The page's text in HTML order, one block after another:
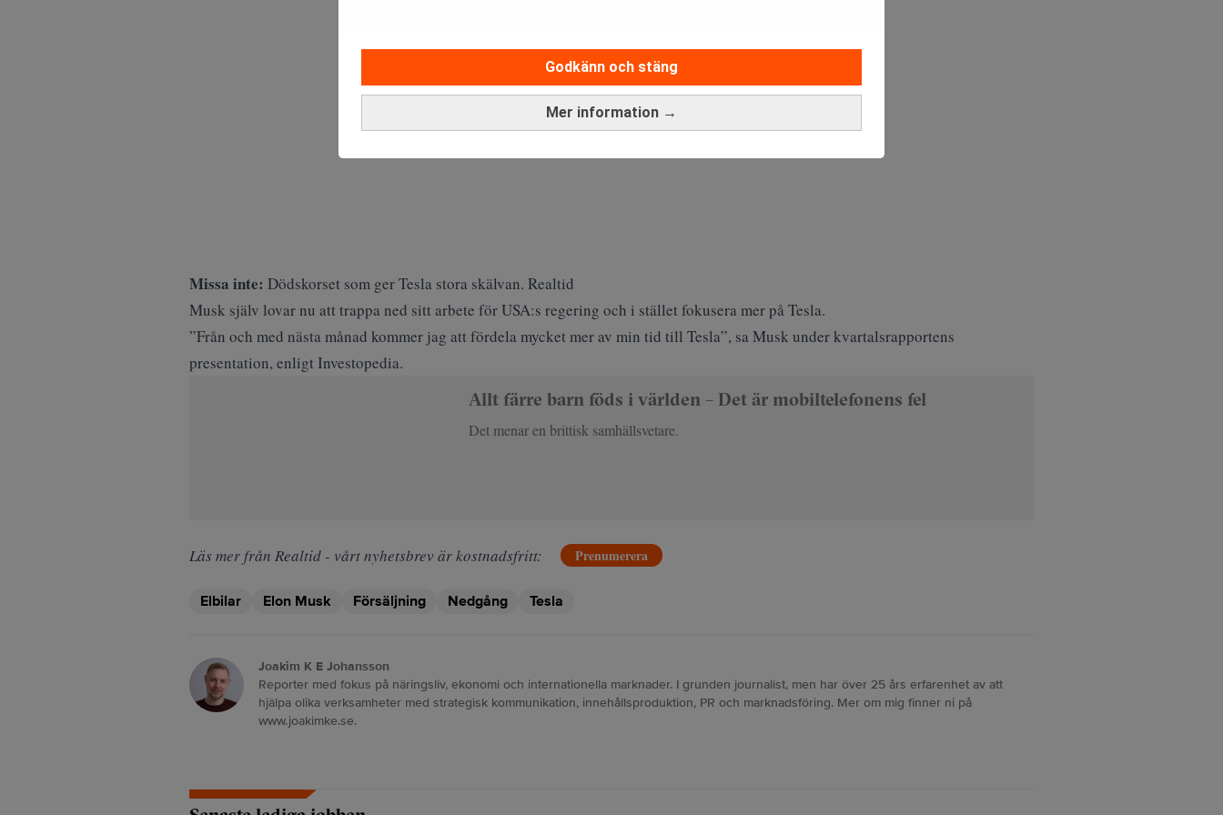
Mer information →
Godkänn och stäng
Missa inte: Dödskorset som ger Tesla stora skälvan. Realtid
Musk själv lovar nu att trappa ned sitt arbete för USA:s regering och i stället fokusera mer på Tesla.
”Från och med nästa månad kommer jag att fördela mycket mer av min tid till Tesla”, sa Musk under kvartalsrapportens
presentation, enligt Investopedia.
Allt färre barn föds i världen – Det är mobiltelefonens fel
Det menar en brittisk samhällsvetare.
Läs mer från Realtid - vårt nyhetsbrev är kostnadsfritt: Prenumerera
Elbilar Elon Musk Försäljning Nedgång Tesla
Joakim K E Johansson
Reporter med fokus på näringsliv, ekonomi och internationella marknader. I grunden journalist, men har över 25 års erfarenhet av att
hjälpa olika verksamheter med strategisk kommunikation, innehållsproduktion, PR och marknadsföring. Mer om mig finner ni på
www.joakimke.se.